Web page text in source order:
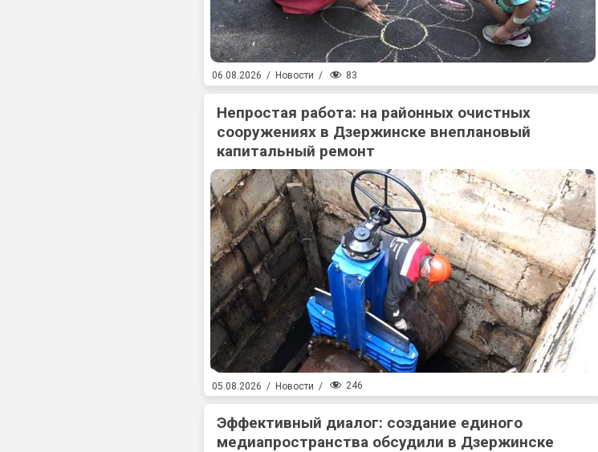
06.08.2026 / Новости / 83
Непростая работа: на районных очистных
сооружениях в Дзержинске внеплановый
капитальный ремонт
05.08.2026 / Новости / 246
Эффективный диалог: создание единого
медиапространства обсудили в Дзержинске